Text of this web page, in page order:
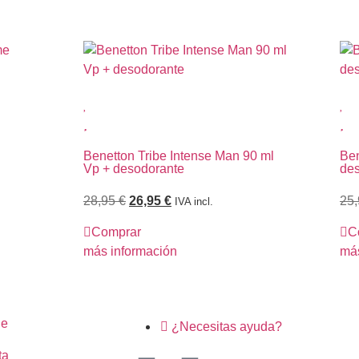
Benetton Tribe Intense Man 90 ml
Vp + desodorante
28,95€ 26,95 € IVA incl.
Comprar
más información
¿Necesitas ayuda?